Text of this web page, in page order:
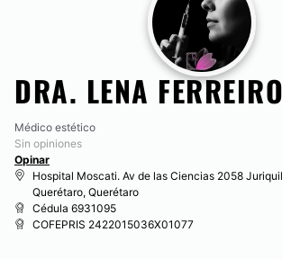
DRA. LENA FERREIRO
Médico estético
Sin opiniones
Opinar
Hospital Moscati. Av de las Ciencias 2058
Querétaro, Querétaro
Cédula 6931095
COFEPRIS 2422015036X01077